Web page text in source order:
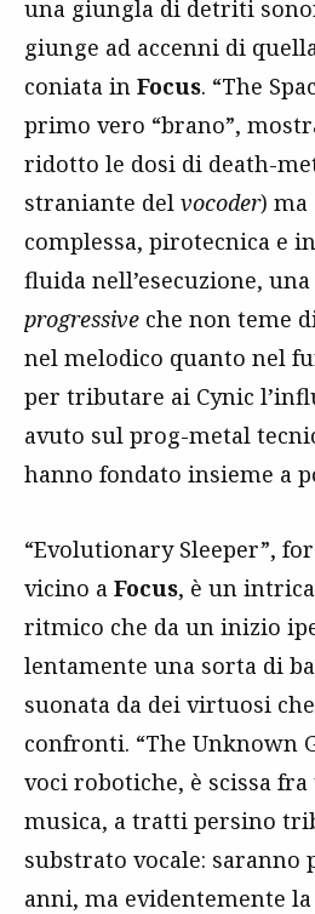
una giungla di detriti
giunge ad accenni di
coniata in Focus. “The
primo vero “brano”,
ridotto le dosi di death-
straniante del vocoder) ma
complessa, pirotecnica e
fluida nell’esecuzione,
progressive che non teme
nel melodico quanto nel
per tributare ai Cynic
avuto sul prog-metal
hanno fondato insieme a
“Evolutionary Sleeper”,
vicino a Focus, è un
ritmico che da un inizio
lentamente una sorta di
suonata da dei virtuosi
confronti. “The Unknown
voci robotiche, è scissa
musica, a tratti persino
substrato vocale: saranno
anni, ma evidentemente